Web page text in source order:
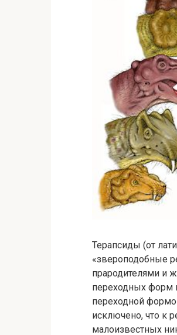
Терапсиды (от
«звероподобные
прародителями и
переходных форм
переходной
исключено, что к
малоизвестных